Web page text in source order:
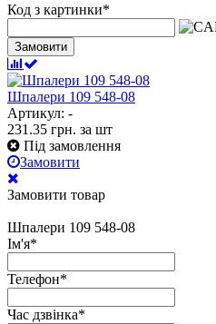
Код з картинки*
Замовити
Шпалери 109 548-08
Артикул: -
231.35 грн. за шт
Під замовлення
Замовити
Замовити товар
Шпалери 109 548-08
Ім'я*
Телефон*
Час дзвінка*